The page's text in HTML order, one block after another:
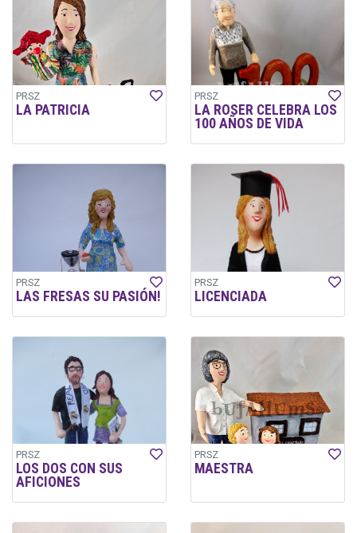
PRSZ
LA PATRICIA
PRSZ
LA ROSER CELEBRA LOS
100 AÑOS DE VIDA
PRSZ
LAS FRESAS SU PASIÓN!
PRSZ
LICENCIADA
PRSZ
LOS DOS CON SUS
AFICIONES
PRSZ
MAESTRA